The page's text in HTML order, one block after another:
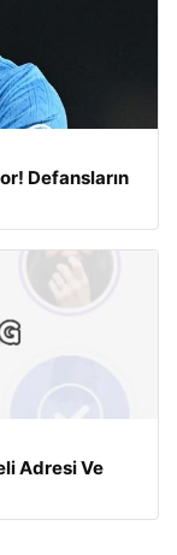
Defansların
Adresi Ve